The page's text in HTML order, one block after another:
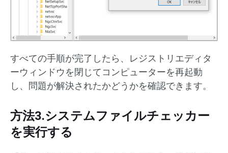
すべての手順が完了したら、レジストリエディタ
ーウィンドウを閉じてコンピューターを再起動
し、問題が解決されたかどうかを確認できます。
方法3.システムファイルチェッカー
を実行する